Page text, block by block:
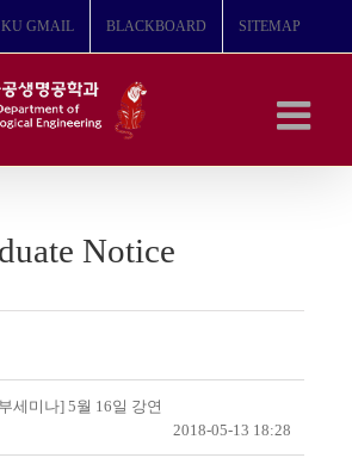
KU GMAIL BLACKBOARD SITEMAP
Notice
세미나] 5월 16일 강연
2018-05-13 18:28